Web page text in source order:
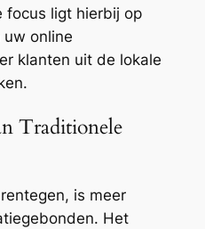
focus ligt hierbij op
online
klanten uit de lokale
Traditionele
is meer
Het